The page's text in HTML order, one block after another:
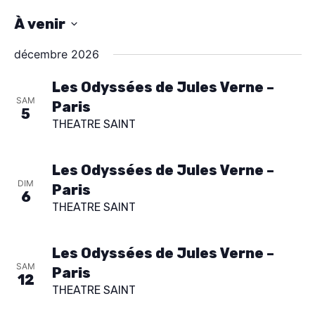
À venir
e
z
décembre 2026
SAM
5
Les Odyssées de Jules Verne –
Paris
THEATRE SAINT
DIM
6
Les Odyssées de Jules Verne –
Paris
THEATRE SAINT
SAM
12
Les Odyssées de Jules Verne –
Paris
THEATRE SAINT